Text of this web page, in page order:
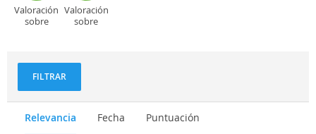
Valoración
sobre
Valoración
sobre
FILTRAR
Relevancia Fecha Puntuación